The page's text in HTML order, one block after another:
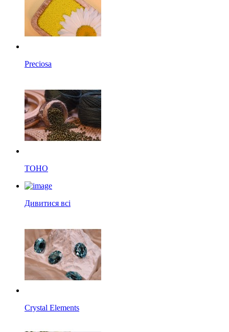
Preciosa
TOHO
Дивитися всі
Crystal Elements